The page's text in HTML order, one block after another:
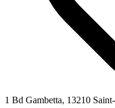
1 Bd Gambetta, 13210